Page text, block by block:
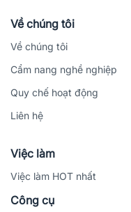
Về chúng tôi
Về chúng tôi
Cẩm nang nghề nghiệp
Quy chế hoạt động
Liên hệ
Việc làm
Việc làm HOT nhất
Công cụ